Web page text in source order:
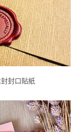
封口貼紙